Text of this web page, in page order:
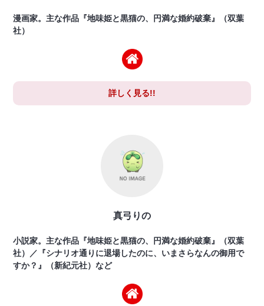
漫画家。主な作品『地味姫と黒猫の、円満な婚約破棄』（双葉
社）
詳しく見る!!
真弓りの
小説家。主な作品『地味姫と黒猫の、円満な婚約破棄』（双葉
社）／『シナリオ通りに退場したのに、いまさらなんの御用で
すか？』（新紀元社）など